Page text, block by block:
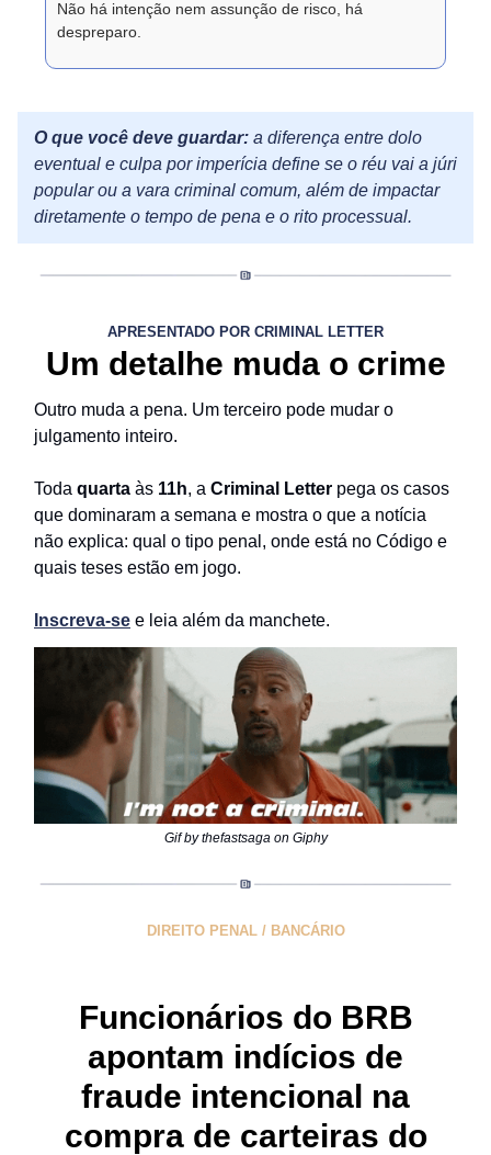
Não há intenção nem assunção de risco, há
despreparo.
O que você deve guardar: a diferença entre dolo
eventual e culpa por imperícia define se o réu vai a júri
popular ou a vara criminal comum, além de impactar
diretamente o tempo de pena e o rito processual.
APRESENTADO POR CRIMINAL LETTER
Um detalhe muda o crime
Outro muda a pena. Um terceiro pode mudar o
julgamento inteiro.
Toda quarta às 11h, a Criminal Letter pega os casos
que dominaram a semana e mostra o que a notícia
não explica: qual o tipo penal, onde está no Código e
quais teses estão em jogo.
Inscreva-se e leia além da manchete.
Gif by thefastsaga on Giphy
DIREITO PENAL / BANCÁRIO
Funcionários do BRB
apontam indícios de
fraude intencional na
compra de carteiras do